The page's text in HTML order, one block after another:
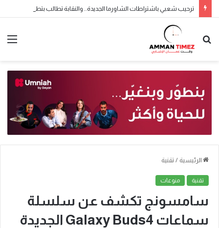
الرئيسية / تقنية
تقنية منوعات
سامسونج تكشف عن سلسلة
سماعات Galaxy Buds4 الجديدة